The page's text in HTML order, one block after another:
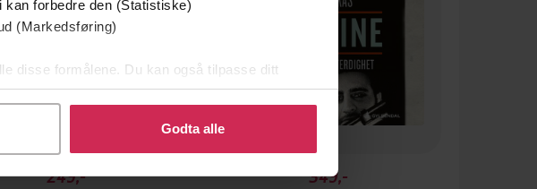
forbedre den (Statistiske)
(Markedsføring)
disse formålene. Du kan også tilpasse ditt
helst trekke tilbake eller endre ditt samtykke.
Godta alle
249,-
349,-